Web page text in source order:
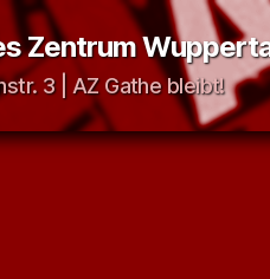
Zentrum
3 | AZ Gathe bleibt!